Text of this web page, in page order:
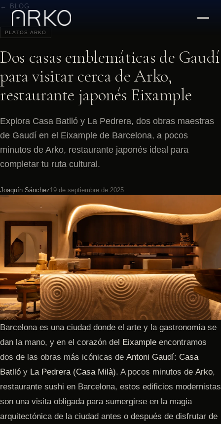
← BLOG
PLATOS ARKO
Dos casas emblemáticas de Gaudí
para visitar cerca de Arko,
restaurante japonés Eixample
Explora Casa Batlló y La Pedrera, dos obras maestras
de Gaudí en el Eixample de Barcelona, a pocos
minutos de Arko, restaurante japonés ideal para
completar tu ruta cultural.
Joaquín Sánchez19 de septiembre de 2025
Barcelona es una ciudad donde el arte y la gastronomía se
dan la mano, y en el corazón del Eixample encontramos
dos de las obras más icónicas de Antoni Gaudí: Casa
Batlló y La Pedrera (Casa Milà). A pocos minutos de Arko,
restaurante sushi en Barcelona, estos edificios modernistas
son una visita obligada para sumergirse en la magia
arquitectónica de la ciudad antes o después de disfrutar de